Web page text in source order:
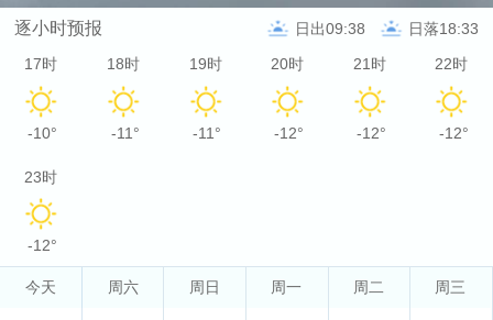
逐小时预报 日出09:38 日落18:33
17时
-10°
18时
-11°
19时
-11°
20时
-12°
21时
-12°
22时
-12°
23时
-12°
今天 周六 周日 周一 周二 周三